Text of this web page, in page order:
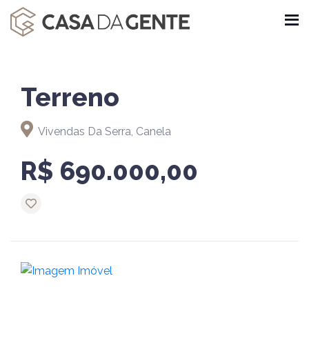
Terreno
Vivendas Da Serra, Canela
R$ 690.000,00